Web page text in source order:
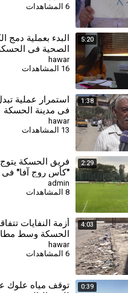
مستحقاتهم
6 المشاهدات
5:20
البدء بعملية دمج
الصحية في
باستحداث مراكز
hawar
16 المشاهدات
1:38
استمرار عملية
في مدينة الحسكة
hawar
13 المشاهدات
2:29
فريق الحسكة
"كأس روج آفا" في
admin
8 المشاهدات
4:03
أزمة النفايات
الحسكة وسط
إمكانات قطاع
hawar
6 المشاهدات
0:39
توقف مياه علوك